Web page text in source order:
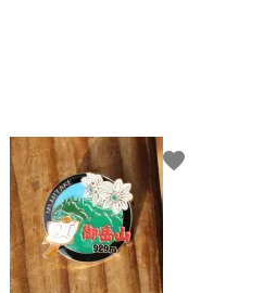
favorite